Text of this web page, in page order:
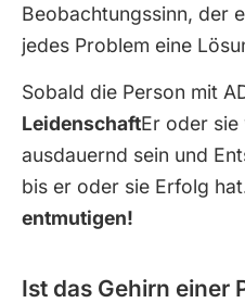
Beobachtungssinn, der
jedes Problem eine
Sobald die Person mit
LeidenschaftEr oder
ausdauernd sein und
bis er oder sie Erfolg
entmutigen!
Ist das Gehirn einer